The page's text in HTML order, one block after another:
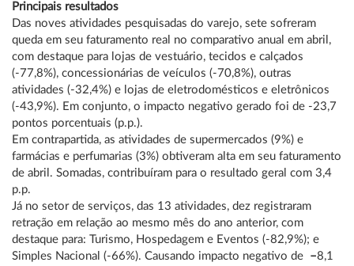
Principais resultados
Das noves atividades pesquisadas do varejo, sete sofreram
queda em seu faturamento real no comparativo anual em abril,
com destaque para lojas de vestuário, tecidos e calçados
(-77,8%), concessionárias de veículos (-70,8%), outras
atividades (-32,4%) e lojas de eletrodomésticos e eletrônicos
(-43,9%). Em conjunto, o impacto negativo gerado foi de -23,7
pontos porcentuais (p.p.).
Em contrapartida, as atividades de supermercados (9%) e
farmácias e perfumarias (3%) obtiveram alta em seu faturamento
de abril. Somadas, contribuíram para o resultado geral com 3,4
p.p.
Já no setor de serviços, das 13 atividades, dez registraram
retração em relação ao mesmo mês do ano anterior, com
destaque para: Turismo, Hospedagem e Eventos (-82,9%); e
Simples Nacional (-66%). Causando impacto negativo de –8,1